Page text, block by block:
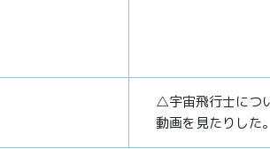
△宇宙飛行士につ
動画を見たりした。